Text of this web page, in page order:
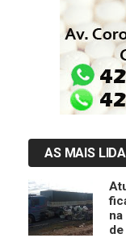
AS MAIS